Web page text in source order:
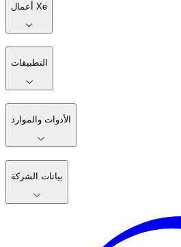
أعمال Xe
التطبيقات
الأدوات والموارد
بيانات الشركة